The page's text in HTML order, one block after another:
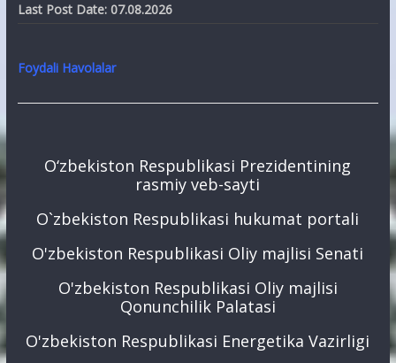
Last Post Date: 07.08.2026
Foydali Havolalar
O‘zbekiston Respublikasi Prezidentining
rasmiy veb-sayti
O`zbekiston Respublikasi hukumat portali
O'zbekiston Respublikasi Oliy majlisi Senati
O'zbekiston Respublikasi Oliy majlisi
Qonunchilik Palatasi
O'zbekiston Respublikasi Energetika Vazirligi